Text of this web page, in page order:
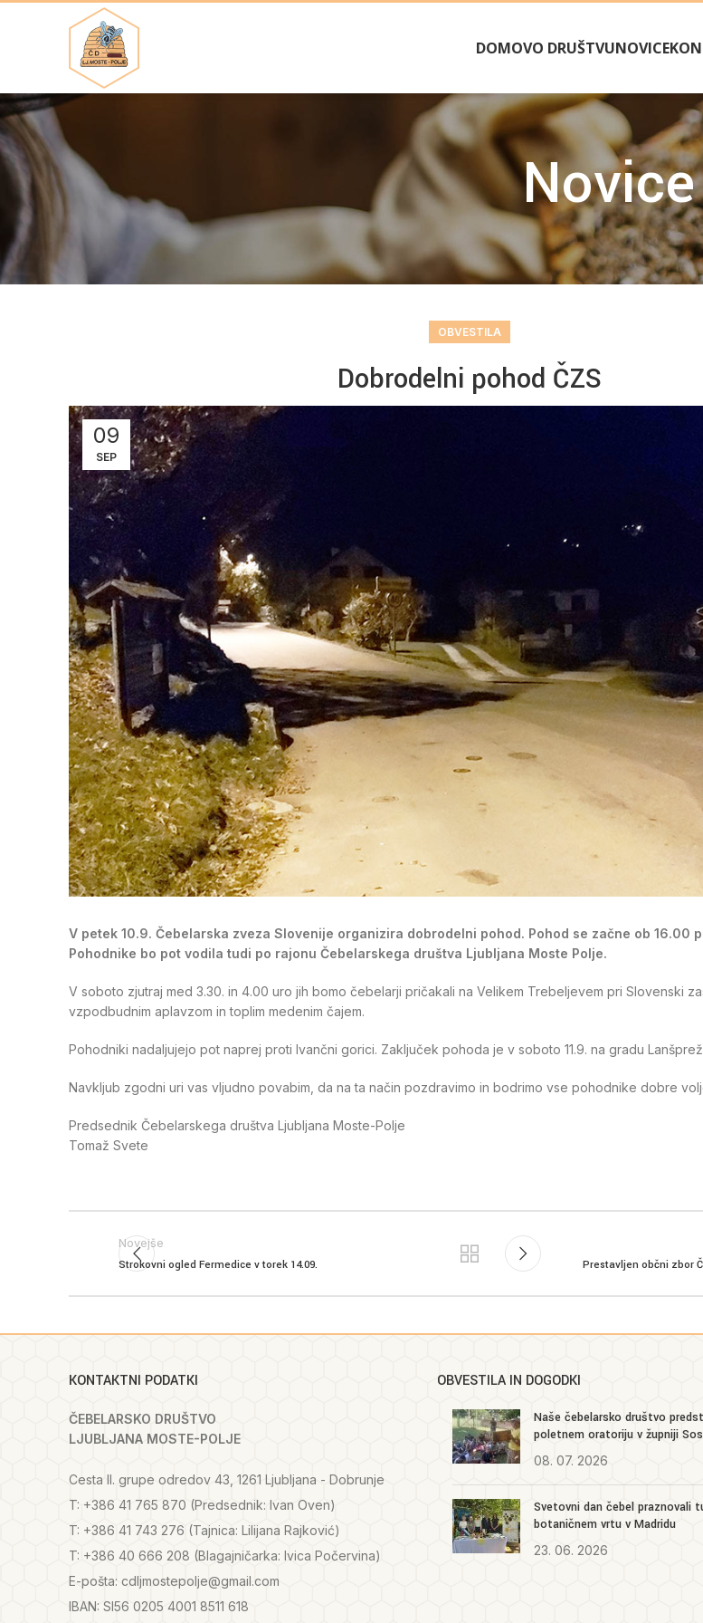
DOMOVO DRUŠTVUNOVICE
Novice
OBVESTILA
Dobrodelni pohod ČZS
09
SEP
V petek 10.9. Čebelarska zveza Slovenije organizira dobrodelni pohod. Pohod se začne ob 16.00
Pohodnike bo pot vodila tudi po rajonu Čebelarskega društva Ljubljana Moste Polje.
V soboto zjutraj med 3.30. in 4.00 uro jih bomo čebelarji pričakali na Velikem Trebeljevem pri Slovenski
vzpodbudnim aplavzom in toplim medenim čajem.
Pohodniki nadaljujejo pot naprej proti Ivančni gorici. Zaključek pohoda je v soboto 11.9. na gradu Lanšprež
Navkljub zgodni uri vas vljudno povabim, da na ta način pozdravimo in bodrimo vse pohodnike dobre
Predsednik Čebelarskega društva Ljubljana Moste-Polje
Tomaž Svete
Novejše
Strokovni ogled Fermedice v torek 14.09. Prestavljen občni zbor
KONTAKTNI PODATKI
ČEBELARSKO DRUŠTVO
LJUBLJANA MOSTE-POLJE
Cesta II. grupe odredov 43, 1261 Ljubljana - Dobrunje
T: +386 41 765 870 (Predsednik: Ivan Oven)
T: +386 41 743 276 (Tajnica: Lilijana Rajković)
T: +386 40 666 208 (Blagajničarka: Ivica Počervina)
E-pošta: cdljmostepolje@gmail.com
IBAN: SI56 0205 4001 8511 618
OBVESTILA IN DOGODKI
Naše čebelarsko društvo
poletnem oratoriju v župniji
08. 07. 2026
Svetovni dan čebel praznovali
botaničnem vrtu v Madridu
23. 06. 2026